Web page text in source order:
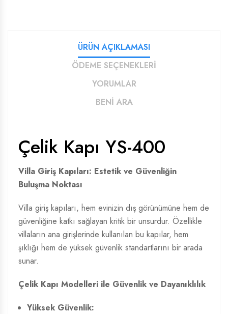
ÜRÜN AÇIKLAMASI
ÖDEME SEÇENEKLERİ
YORUMLAR
BENİ ARA
Çelik Kapı YS-400
Villa Giriş Kapıları: Estetik ve Güvenliğin
Buluşma Noktası
Villa giriş kapıları, hem evinizin dış görünümüne hem de
güvenliğine katkı sağlayan kritik bir unsurdur. Özellikle
villaların ana girişlerinde kullanılan bu kapılar, hem
şıklığı hem de yüksek güvenlik standartlarını bir arada
sunar.
Çelik Kapı Modelleri ile Güvenlik ve Dayanıklılık
Yüksek Güvenlik: